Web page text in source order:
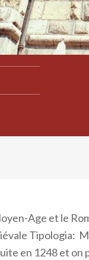
Age et le
Tipologia:
en 1248 et on